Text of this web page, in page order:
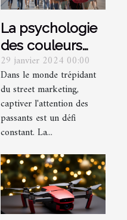
La psychologie
des couleurs
dans la
conception de
ballons sac à
dos pour le
street marketing
29 janvier 2024 00:00
Dans le monde trépidant
du street marketing,
captiver l'attention des
passants est un défi
constant. La...